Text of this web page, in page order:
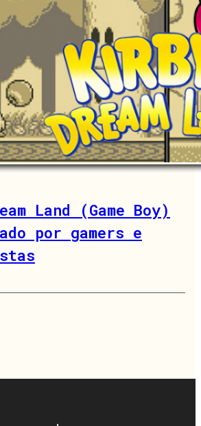
Land (Game Boy)
por gamers e